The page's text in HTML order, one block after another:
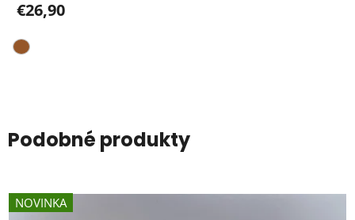
€26,90
Podobné produkty
NOVINKA